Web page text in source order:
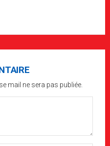
mail ne sera pas publiée.